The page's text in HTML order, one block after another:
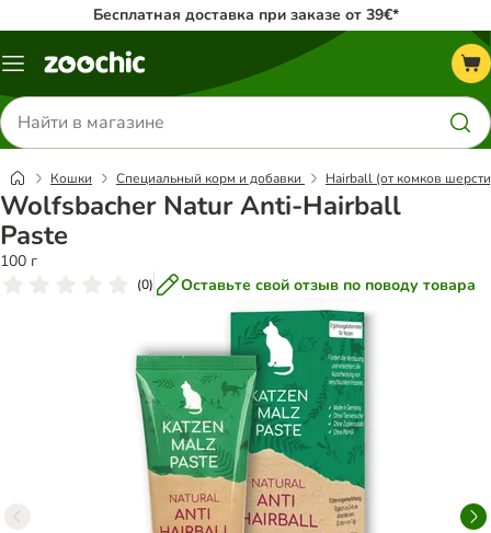
Бесплатная доставка при заказе от 39€*
Каталог
Поиск
товаров
Кошки Специальный корм и добавки Hairball (от комков
Wolfsbacher Natur Anti-Hairball
Paste
100 г
(0) Оставьте свой отзыв по поводу товара